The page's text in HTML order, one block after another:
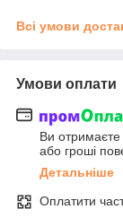
Всі умови
Умови оплати
Ви
або гроші
Детальніше
Оплатити